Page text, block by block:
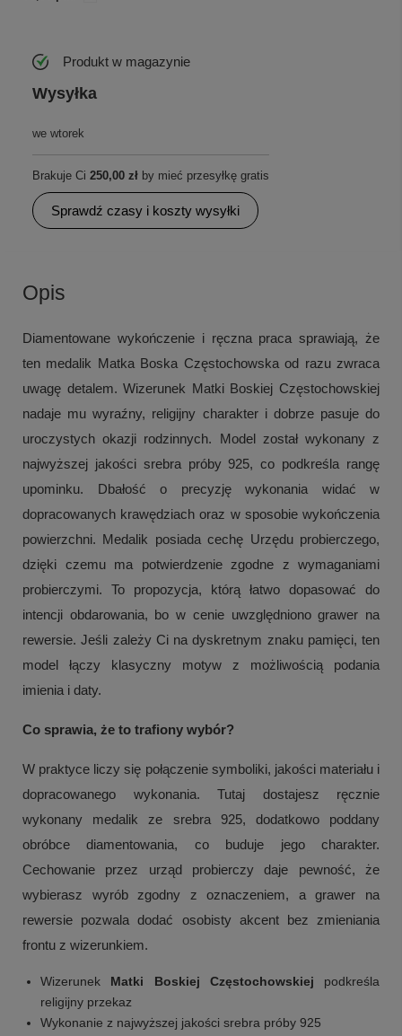
Produkt w magazynie
Wysyłka
we wtorek
Brakuje Ci 250,00 zł by mieć przesyłkę gratis
Sprawdź czasy i koszty wysyłki
Opis
Diamentowane wykończenie i ręczna praca sprawiają, że
ten medalik Matka Boska Częstochowska od razu zwraca
uwagę detalem. Wizerunek Matki Boskiej Częstochowskiej
nadaje mu wyraźny, religijny charakter i dobrze pasuje do
uroczystych okazji rodzinnych. Model został wykonany z
najwyższej jakości srebra próby 925, co podkreśla rangę
upominku. Dbałość o precyzję wykonania widać w
dopracowanych krawędziach oraz w sposobie wykończenia
powierzchni. Medalik posiada cechę Urzędu probierczego,
dzięki czemu ma potwierdzenie zgodne z wymaganiami
probierczymi. To propozycja, którą łatwo dopasować do
intencji obdarowania, bo w cenie uwzględniono grawer na
rewersie. Jeśli zależy Ci na dyskretnym znaku pamięci, ten
model łączy klasyczny motyw z możliwością podania
imienia i daty.
Co sprawia, że to trafiony wybór?
W praktyce liczy się połączenie symboliki, jakości materiału i
dopracowanego wykonania. Tutaj dostajesz ręcznie
wykonany medalik ze srebra 925, dodatkowo poddany
obróbce diamentowania, co buduje jego charakter.
Cechowanie przez urząd probierczy daje pewność, że
wybierasz wyrób zgodny z oznaczeniem, a grawer na
rewersie pozwala dodać osobisty akcent bez zmieniania
frontu z wizerunkiem.
Wizerunek Matki Boskiej Częstochowskiej podkreśla
religijny przekaz
Wykonanie z najwyższej jakości srebra próby 925